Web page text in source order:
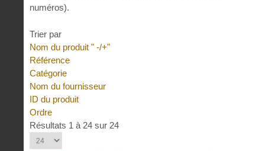
numéros).
Trier par
Nom du produit " -/+"
Référence
Catégorie
Nom du fournisseur
ID du produit
Ordre
Résultats 1 à 24 sur 24